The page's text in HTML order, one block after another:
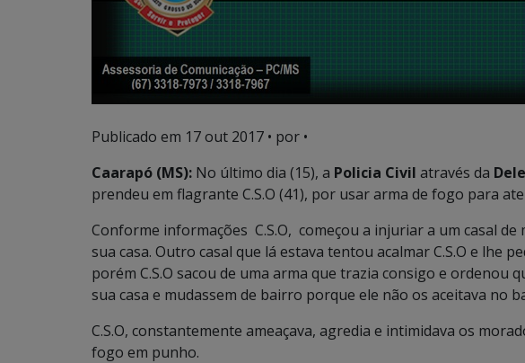
Publicado em 17 out 2017 • por •
Caarapó (MS): No último dia (15), a Policia Civil através da
prendeu em flagrante C.S.O (41), por usar arma de fogo para
Conforme informações C.S.O, começou a injuriar a um casal
sua casa. Outro casal que lá estava tentou acalmar C.S.O e lhe
porém C.S.O sacou de uma arma que trazia consigo e ordenou
sua casa e mudassem de bairro porque ele não os aceitava no
C.S.O, constantemente ameaçava, agredia e intimidava os
fogo em punho.